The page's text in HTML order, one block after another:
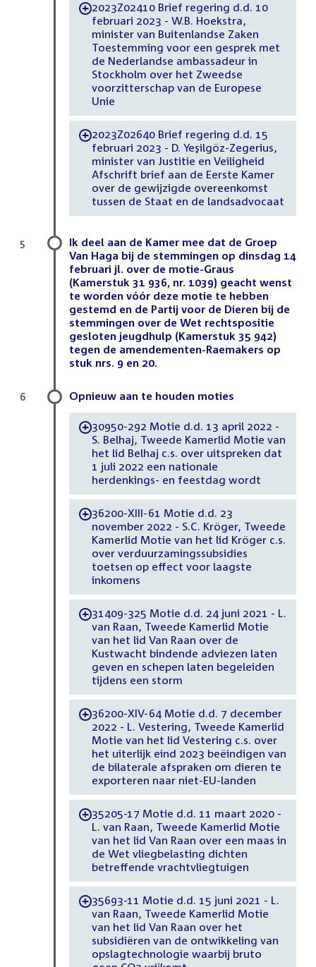
-2023Z02410 Brief regering d.d. 10
februari 2023 - W.B. Hoekstra,
minister van Buitenlandse Zaken
Toestemming voor een gesprek met
de Nederlandse ambassadeur in
Stockholm over het Zweedse
voorzitterschap van de Europese
Unie
-2023Z02640 Brief regering d.d. 15
februari 2023 - D. Yeşilgöz-Zegerius,
minister van Justitie en Veiligheid
Afschrift brief aan de Eerste Kamer
over de gewijzigde overeenkomst
tussen de Staat en de landsadvocaat
Ik deel aan de Kamer mee dat de Groep
Van Haga bij de stemmingen op dinsdag 14
februari jl. over de motie-Graus
(Kamerstuk 31 936, nr. 1039) geacht wenst
te worden vóór deze motie te hebben
gestemd en de Partij voor de Dieren bij de
stemmingen over de Wet rechtspositie
gesloten jeugdhulp (Kamerstuk 35 942)
tegen de amendementen-Raemakers op
stuk nrs. 9 en 20.
5
Opnieuw aan te houden moties
-30950-292 Motie d.d. 13 april 2022 -
S. Belhaj, Tweede Kamerlid Motie van
het lid Belhaj c.s. over uitspreken dat
1 juli 2022 een nationale
herdenkings- en feestdag wordt
-36200-XIII-61 Motie d.d. 23
november 2022 - S.C. Kröger, Tweede
Kamerlid Motie van het lid Kröger c.s.
over verduurzamingssubsidies
toetsen op effect voor laagste
inkomens
-31409-325 Motie d.d. 24 juni 2021 - L.
van Raan, Tweede Kamerlid Motie
van het lid Van Raan over de
Kustwacht bindende adviezen laten
geven en schepen laten begeleiden
tijdens een storm
-36200-XIV-64 Motie d.d. 7 december
2022 - L. Vestering, Tweede Kamerlid
Motie van het lid Vestering c.s. over
het uiterlijk eind 2023 beëindigen van
de bilaterale afspraken om dieren te
exporteren naar niet-EU-landen
-35205-17 Motie d.d. 11 maart 2020 -
L. van Raan, Tweede Kamerlid Motie
van het lid Van Raan over een maas in
de Wet vliegbelasting dichten
betreffende vrachtvliegtuigen
-35693-11 Motie d.d. 15 juni 2021 - L.
van Raan, Tweede Kamerlid Motie
van het lid Van Raan over het
subsidiëren van de ontwikkeling van
opslagtechnologie waarbij bruto
6